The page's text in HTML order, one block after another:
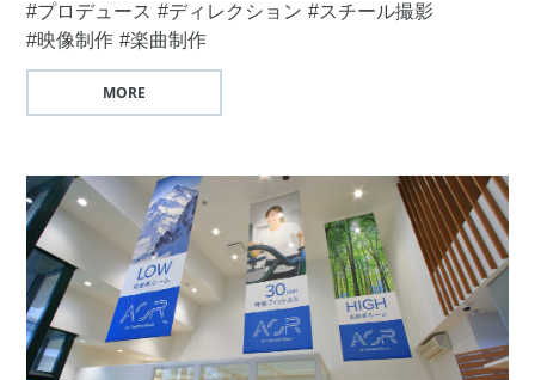
#プロデュース #ディレクション #スチール撮影
#映像制作 #楽曲制作
MORE